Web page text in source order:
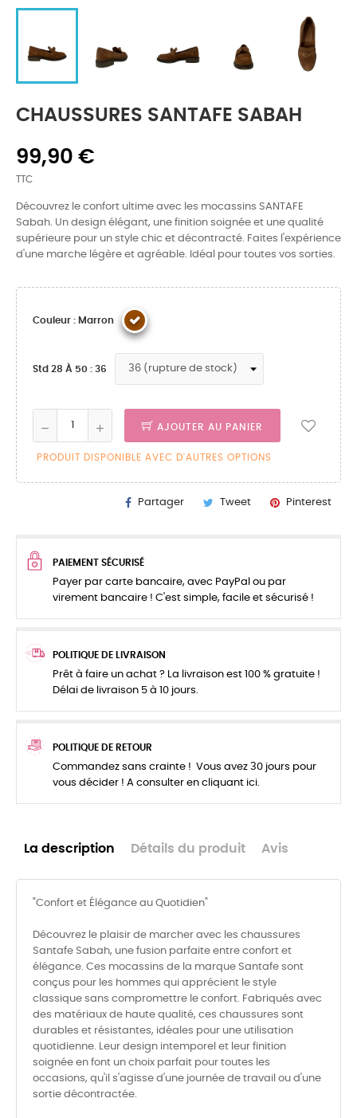
CHAUSSURES SANTAFE SABAH
99,90 €
TTC
Découvrez le confort ultime avec les mocassins SANTAFE
Sabah. Un design élégant, une finition soignée et une qualité
supérieure pour un style chic et décontracté. Faites l'expérience
d'une marche légère et agréable. Idéal pour toutes vos sorties.
Couleur : Marron
Std 28 À 50 : 36
AJOUTER AU PANIER
PRODUIT DISPONIBLE AVEC D'AUTRES OPTIONS
Partager Tweet Pinterest
PAIEMENT SÉCURISÉ
Payer par carte bancaire, avec PayPal ou par
virement bancaire ! C'est simple, facile et sécurisé !
POLITIQUE DE LIVRAISON
Prêt à faire un achat ? La livraison est 100 % gratuite !
Délai de livraison 5 à 10 jours.
POLITIQUE DE RETOUR
Commandez sans crainte ! Vous avez 30 jours pour
vous décider ! A consulter en cliquant ici.
La description Détails du produit Avis
"Confort et Élégance au Quotidien"
Découvrez le plaisir de marcher avec les chaussures
Santafe Sabah, une fusion parfaite entre confort et
élégance. Ces mocassins de la marque Santafe sont
conçus pour les hommes qui apprécient le style
classique sans compromettre le confort. Fabriqués avec
des matériaux de haute qualité, ces chaussures sont
durables et résistantes, idéales pour une utilisation
quotidienne. Leur design intemporel et leur finition
soignée en font un choix parfait pour toutes les
occasions, qu'il s'agisse d'une journée de travail ou d'une
sortie décontractée.